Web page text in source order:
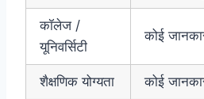
कॉलेज /
यूनिवर्सिटी
कोई
शैक्षणिक योग्यता कोई